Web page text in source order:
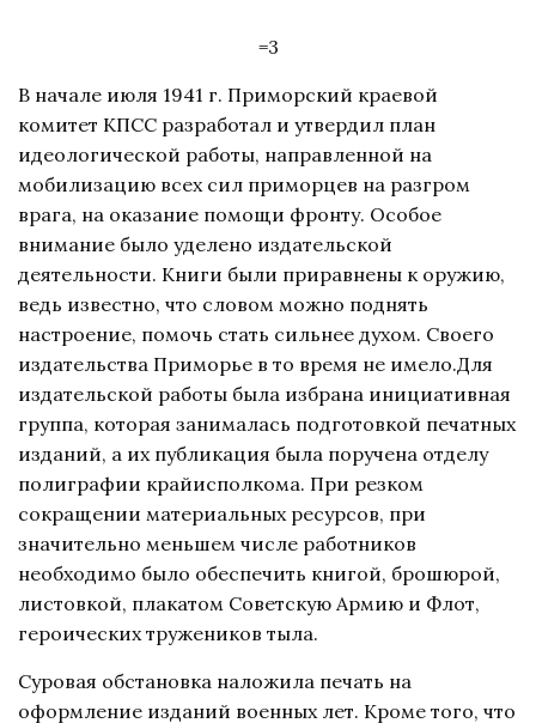
=3
В начале июля 1941 г. Приморский краевой
комитет КПСС разработал и утвердил план
идеологической работы, направленной на
мобилизацию всех сил приморцев на разгром
врага, на оказание помощи фронту. Особое
внимание было уделено издательской
деятельности. Книги были приравнены к оружию,
ведь известно, что словом можно поднять
настроение, помочь стать сильнее духом. Своего
издательства Приморье в то время не имело.Для
издательской работы была избрана инициативная
группа, которая занималась подготовкой печатных
изданий, а их публикация была поручена отделу
полиграфии крайисполкома. При резком
сокращении материальных ресурсов, при
значительно меньшем числе работников
необходимо было обеспечить книгой, брошюрой,
листовкой, плакатом Советскую Армию и Флот,
героических тружеников тыла.
Суровая обстановка наложила печать на
оформление изданий военных лет. Кроме того, что